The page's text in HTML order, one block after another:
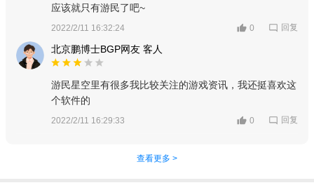
应该就只有游民了吧~
2022/2/11 16:32:24 0 回复
北京鹏博士BGP网友 客人
游民星空里有很多我比较关注的游戏资讯，我还挺喜欢这
个软件的
2022/2/11 16:29:33 0 回复
查看更多 >